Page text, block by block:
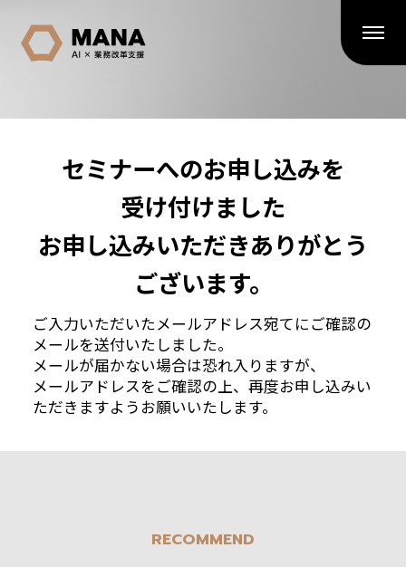
セミナーへのお申し込みを
受け付けました
お申し込みいただきありがとう
ございます。
ご入力いただいたメールアドレス宛てにご確認の
メールを送付いたしました。
メールが届かない場合は恐れ入りますが、
メールアドレスをご確認の上、再度お申し込みい
ただきますようお願いいたします。
RECOMMEND